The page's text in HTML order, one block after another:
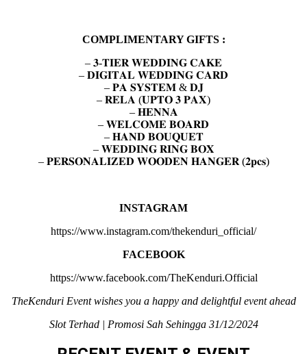
COMPLIMENTARY GIFTS :
– 𝟑-𝐓𝐈𝐄𝐑 𝐖𝐄𝐃𝐃𝐈𝐍𝐆 𝐂𝐀𝐊𝐄
– 𝐃𝐈𝐆𝐈𝐓𝐀𝐋 𝐖𝐄𝐃𝐃𝐈𝐍𝐆 𝐂𝐀𝐑𝐃
– 𝐏𝐀 𝐒𝐘𝐒𝐓𝐄𝐌 & 𝐃𝐉
– 𝐑𝐄𝐋𝐀 (𝐔𝐏𝐓𝐎 𝟑 𝐏𝐀𝐗)
– 𝐇𝐄𝐍𝐍𝐀
– ⁠𝐖𝐄𝐋𝐂𝐎𝐌𝐄 𝐁𝐎𝐀𝐑𝐃
– ⁠𝐇𝐀𝐍𝐃 𝐁𝐎𝐔𝐐𝐔𝐄𝐓
– ⁠𝐖𝐄𝐃𝐃𝐈𝐍𝐆 𝐑𝐈𝐍𝐆 𝐁𝐎𝐗
– ⁠𝐏𝐄𝐑𝐒𝐎𝐍𝐀𝐋𝐈𝐙𝐄𝐃 𝐖𝐎𝐎𝐃𝐄𝐍 𝐇𝐀𝐍𝐆𝐄𝐑 (𝟐𝐩𝐜𝐬)
INSTAGRAM
https://www.instagram.com/thekenduri_official/
FACEBOOK
https://www.facebook.com/TheKenduri.Official
TheKenduri Event wishes you a happy and delightful event ahead
Slot Terhad | Promosi Sah Sehingga 31/12/2024